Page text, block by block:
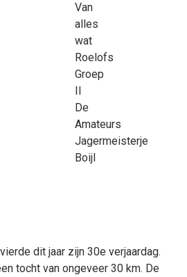
Van
alles
wat
Roelofs
Groep
II
De
Amateurs
Jagermeisterje
Boijl
dit jaar zijn 30e verjaardag.
tocht van ongeveer 30 km. De